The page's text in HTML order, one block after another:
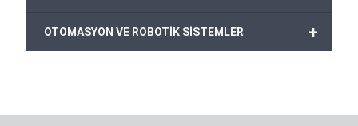
+
OTOMASYON VE ROBOTİK SİSTEMLER